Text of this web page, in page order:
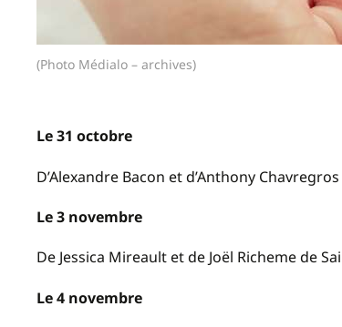
(Photo Médialo – archives)
Le 31 octobre
D’Alexandre Bacon et d’Anthony
Le 3 novembre
De Jessica Mireault et de Joël Richeme de
Le 4 novembre